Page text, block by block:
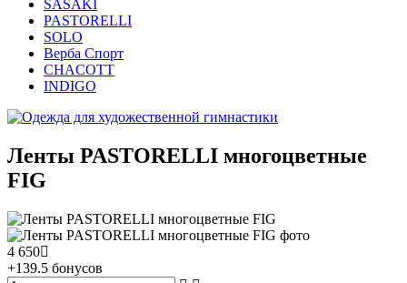
SASAKI
PASTORELLI
SOLO
Верба Спорт
CHACOTT
INDIGO
Ленты PASTORELLI многоцветные
FIG
4 650
+139.5 бонусов